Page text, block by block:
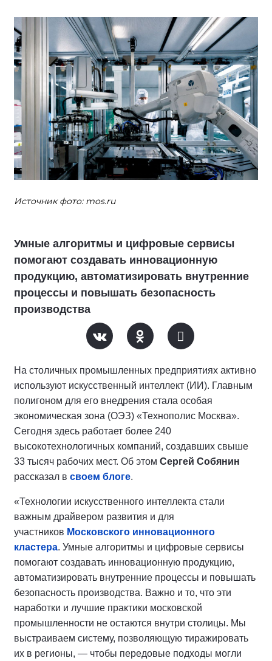
Источник фото: mos.ru
Умные алгоритмы и цифровые сервисы
помогают создавать инновационную
продукцию, автоматизировать внутренние
процессы и повышать безопасность
производства
На столичных промышленных предприятиях активно
используют искусственный интеллект (ИИ). Главным
полигоном для его внедрения стала особая
экономическая зона (ОЭЗ) «Технополис Москва».
Сегодня здесь работает более 240
высокотехнологичных компаний, создавших свыше
33 тысяч рабочих мест. Об этом Сергей Собянин
рассказал в своем блоге.
«Технологии искусственного интеллекта стали
важным драйвером развития и для
участников Московского инновационного
кластера. Умные алгоритмы и цифровые сервисы
помогают создавать инновационную продукцию,
автоматизировать внутренние процессы и повышать
безопасность производства. Важно и то, что эти
наработки и лучшие практики московской
промышленности не остаются внутри столицы. Мы
выстраиваем систему, позволяющую тиражировать
их в регионы, — чтобы передовые подходы могли